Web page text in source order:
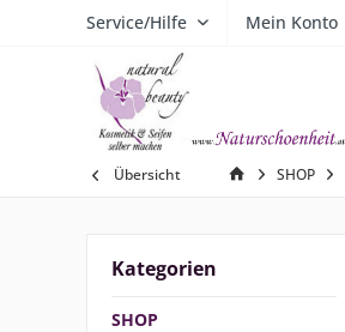
Service/Hilfe Mein Konto
Übersicht SHOP
Kategorien
SHOP